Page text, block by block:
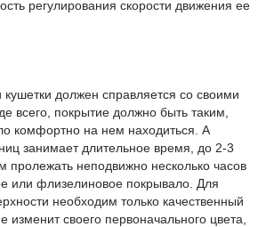
регулирования скорости движения ее
должен справляется со своими
всего, покрытие должно быть таким,
комфортно на нем находиться. А
занимает длительное время, до 2-3
пролежать неподвижно несколько часов
или флизелиновое покрывало. Для
необходим только качественный
изменит своего первоначального цвета,